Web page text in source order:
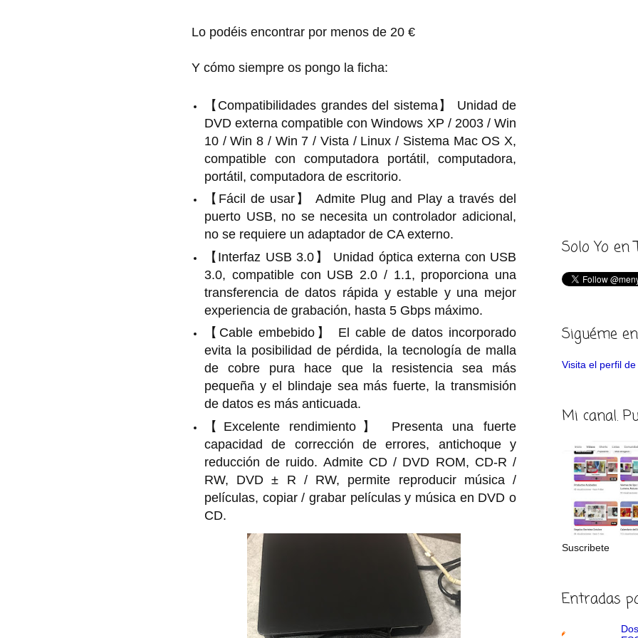
Lo podéis encontrar por menos de 20 €
Y cómo siempre os pongo la ficha:
【Compatibilidades grandes del sistema】 Unidad de
DVD externa compatible con Windows XP / 2003 / Win
10 / Win 8 / Win 7 / Vista / Linux / Sistema Mac OS X,
compatible con computadora portátil, computadora,
portátil, computadora de escritorio.
【Fácil de usar】 Admite Plug and Play a través del
puerto USB, no se necesita un controlador adicional,
no se requiere un adaptador de CA externo.
【Interfaz USB 3.0】 Unidad óptica externa con USB
3.0, compatible con USB 2.0 / 1.1, proporciona una
transferencia de datos rápida y estable y una mejor
experiencia de grabación, hasta 5 Gbps máximo.
【Cable embebido】 El cable de datos incorporado
evita la posibilidad de pérdida, la tecnología de malla
de cobre pura hace que la resistencia sea más
pequeña y el blindaje sea más fuerte, la transmisión
de datos es más anticuada.
【Excelente rendimiento】 Presenta una fuerte
capacidad de corrección de errores, antichoque y
reducción de ruido. Admite CD / DVD ROM, CD-R /
RW, DVD ± R / RW, permite reproducir música /
películas, copiar / grabar películas y música en DVD o
CD.
Solo Yo en
Siguéme
Visita el perfil
Mi canal.
Suscribete
Entradas